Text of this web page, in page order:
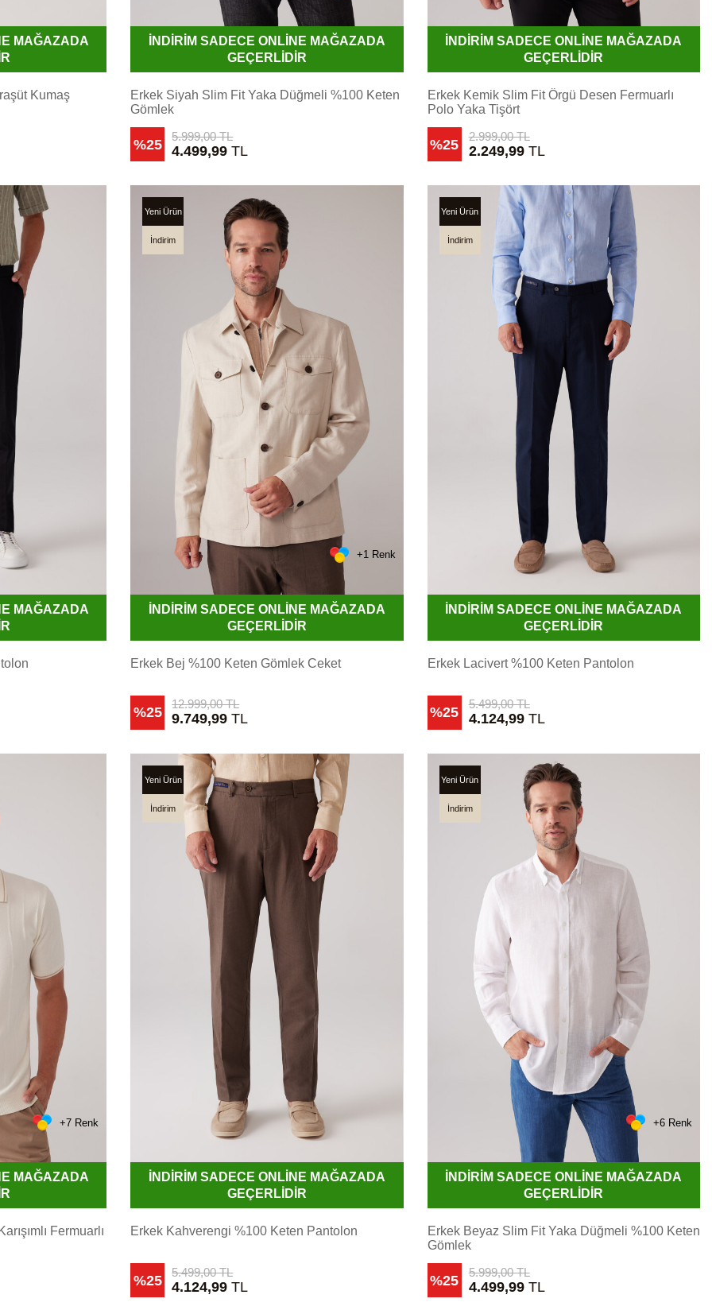
MAĞAZADA
Kumaş
İNDİRİM SADECE ONLİNE MAĞAZADA
GEÇERLİDİR
Erkek Siyah Slim Fit Yaka Düğmeli %100 Keten
Gömlek
%25
5.999,00TL
4.499,99 TL
İNDİRİM SADECE ONLİNE MAĞAZADA
GEÇERLİDİR
Erkek Kemik Slim Fit Örgü Desen Fermuarlı
Polo Yaka Tişört
%25
2.999,00TL
2.249,99TL
MAĞAZADA
Yeni Ürün
İndirim
+1 Renk
İNDİRİM SADECE ONLİNE MAĞAZADA
GEÇERLİDİR
Erkek Bej %100 Keten Gömlek Ceket
%25
12.999,00TL
9.749,99 TL
Yeni Ürün
İndirim
İNDİRİM SADECE ONLİNE MAĞAZADA
GEÇERLİDİR
Erkek Lacivert %100 Keten Pantolon
%25
5.499,00TL
4.124,99TL
+7 Renk
MAĞAZADA
Fermuarlı
Yeni Ürün
İndirim
İNDİRİM SADECE ONLİNE MAĞAZADA
GEÇERLİDİR
Erkek Kahverengi %100 Keten Pantolon
%25
5.499,00TL
4.124,99 TL
Yeni Ürün
İndirim
+6 Renk
İNDİRİM SADECE ONLİNE MAĞAZADA
GEÇERLİDİR
Erkek Beyaz Slim Fit Yaka Düğmeli %100 Keten
Gömlek
%25
5.999,00TL
4.499,99TL